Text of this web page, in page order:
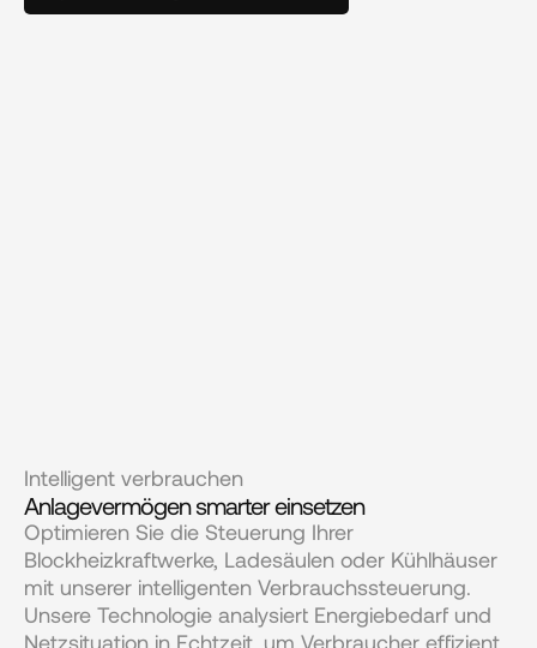
Intelligent verbrauchen
Anlagevermögen smarter einsetzen
Optimieren Sie die Steuerung Ihrer
Blockheizkraftwerke, Ladesäulen oder Kühlhäuser
mit unserer intelligenten Verbrauchssteuerung.
Unsere Technologie analysiert Energiebedarf und
Netzsituation in Echtzeit, um Verbraucher effizient